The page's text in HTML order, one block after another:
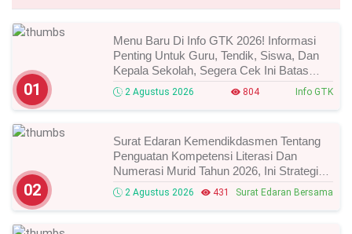
01
Menu Baru Di Info GTK 2026! Informasi
Penting Untuk Guru, Tendik, Siswa, Dan
Kepala Sekolah, Segera Cek Ini Batas
Waktunya!
2 Agustus 2026 804 Info GTK
02
Surat Edaran Kemendikdasmen Tentang
Penguatan Kompetensi Literasi Dan
Numerasi Murid Tahun 2026, Ini Strategi
Dan Alurnya
2 Agustus 2026 431 Surat Edaran Bersama